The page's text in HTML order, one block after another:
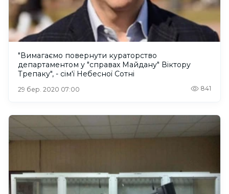
"Вимагаємо повернути кураторство
департаментом у "справах Майдану" Віктору
Трепаку", - сім'ї Небесної Сотні
29 бер. 2020 07:00 841